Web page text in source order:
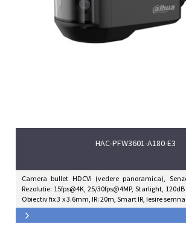
HAC-PFW3601-A180-E3
Camera bullet HDCVI (vedere panoramica),
Rezolutie: 15fps@4K, 25/30fps@4MP, Starlight, 120dB
Obiectiv fix 3 x 3.6mm, IR: 20m, Smart IR, Iesire
panoramica , 3 x HDCVI 2Mpx, IP67, IK10, Alarm
12Vcc.